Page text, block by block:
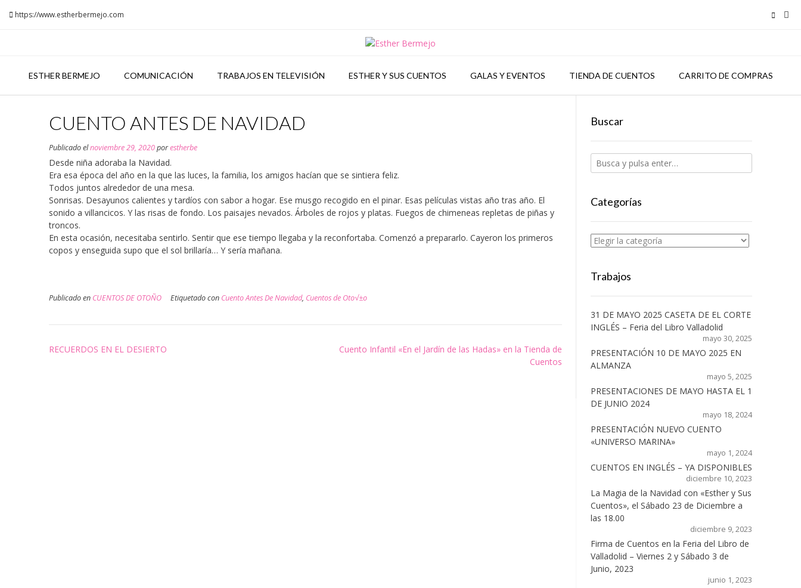
https://www.estherbermejo.com
ESTHER BERMEJO COMUNICACIÓN TRABAJOS EN TELEVISIÓN ESTHER Y SUS CUENTOS GALAS Y EVENTOS TIENDA DE CUENTOS CARRITO DE COMPRAS
CUENTO ANTES DE NAVIDAD
Publicado elnoviembre 29, 2020porestherbe
Desde niña adoraba la Navidad.
Era esa época del año en la que las luces, la familia, los amigos hacían que se sintiera feliz.
Todos juntos alrededor de una mesa.
Sonrisas. Desayunos calientes y tardíos con sabor a hogar. Ese musgo recogido en el pinar. Esas películas vistas año tras año. El
sonido a villancicos. Y las risas de fondo. Los paisajes nevados. Árboles de rojos y platas. Fuegos de chimeneas repletas de piñas y
troncos.
En esta ocasión, necesitaba sentirlo. Sentir que ese tiempo llegaba y la reconfortaba. Comenzó a prepararlo. Cayeron los primeros
copos y enseguida supo que el sol brillaría… Y sería mañana.
Publicado en CUENTOS DE OTOÑO Etiquetado con Cuento Antes De Navidad, Cuentos de Oto√±o
Navegación
RECUERDOS EN EL DESIERTO
Cuento Infantil «En el Jardín de las Hadas» en la Tienda de
Cuentos
Buscar
Categorías
Categorías
Trabajos
31 DE MAYO 2025 CASETA DE EL CORTE
INGLÉS – Feria del Libro Valladolid
mayo 30, 2025
PRESENTACIÓN 10 DE MAYO 2025 EN
ALMANZA
mayo 5, 2025
PRESENTACIONES DE MAYO HASTA EL 1
DE JUNIO 2024
mayo 18, 2024
PRESENTACIÓN NUEVO CUENTO
«UNIVERSO MARINA»
mayo 1, 2024
CUENTOS EN INGLÉS – YA DISPONIBLES
diciembre 10, 2023
La Magia de la Navidad con «Esther y Sus
Cuentos», el Sábado 23 de Diciembre a
las 18.00
diciembre 9, 2023
Firma de Cuentos en la Feria del Libro de
Valladolid – Viernes 2 y Sábado 3 de
Junio, 2023
junio 1, 2023